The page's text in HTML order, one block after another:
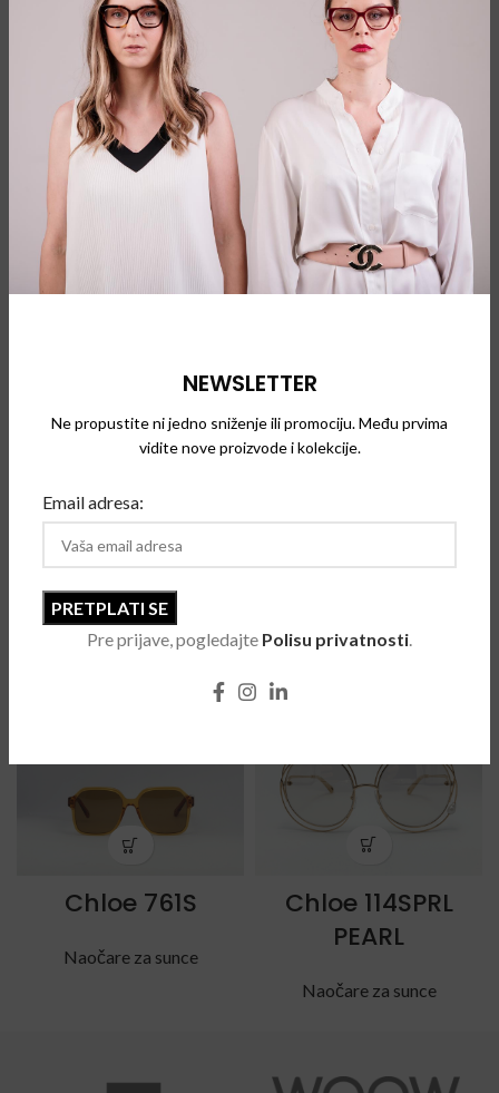
NEWSLETTER
Ne propustite ni jedno sniženje ili promociju. Među prvima
vidite nove proizvode i kolekcije.
Email adresa:
Pre prijave, pogledajte Polisu privatnosti.
istoimeni dizajner osnovao svoju krojačku radnju. Godine
2003. lansirao je svoju prvu konfekcijsku kolekciju, a danas
njegova kultna ručno rađena odela nose uticajni ljudi širom
sveta od Londona do Tokija, Seula do Pariza, Hong Konga do
Njujorka. Njegov uticaj na svet mode je veliki, te su njegovi
dizajni našli put u muzejskim zbirkama, uključujući muzej
Victoria i Albert, Bath Fashion i Metropoliten muzej.
Tek 2011. godine renomirani dizajner se udružio sa brendom
naočara Dita kako bi objavio kolekciju retro naočara za
sunce Thom Browne inspirisan kulturnim ikonama 1940-ih,
Thom Browne naočare su prožete svim inovacijama i pažnjom
posvećenom detaljima njegovog kultnog asortimana odeće.
Moderne karakteristike koje privlače pažnju izdvajaju
bočne panele, reflektujuća sočiva i detalje od plemenitih
POVEZANI PROIZVODI
Chloe 761S
Naočare za sunce
Chloe 114SPRL
PEARL
Naočare za sunce